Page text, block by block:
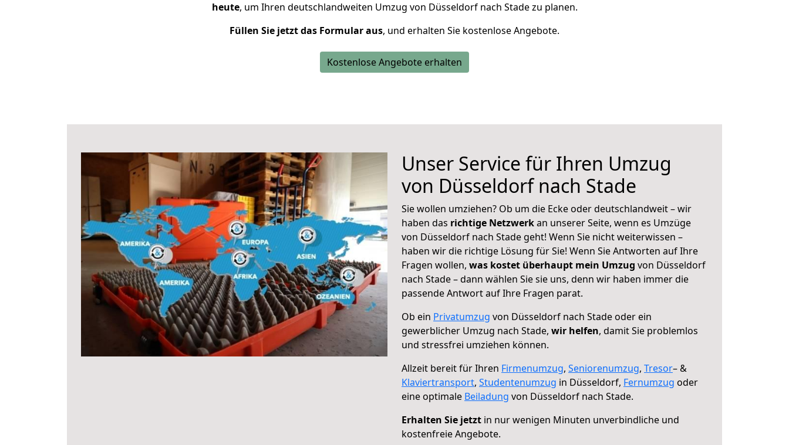
heute, um Ihren deutschlandweiten Umzug von Düsseldorf nach Stade zu planen.
Füllen Sie jetzt das Formular aus, und erhalten Sie kostenlose Angebote.
Kostenlose Angebote erhalten
Unser Service für Ihren Umzug
von Düsseldorf nach Stade
Sie wollen umziehen? Ob um die Ecke oder deutschlandweit – wir
haben das richtige Netzwerkan unserer Seite, wenn es Umzüge
von Düsseldorf nach Stade geht! Wenn Sie nicht weiterwissen –
haben wir die richtige Lösung für Sie! Wenn Sie Antworten auf Ihre
Fragen wollen, was kostet überhaupt mein Umzug von Düsseldorf
nach Stade – dann wählen Sie sie uns, denn wir haben immer die
passende Antwort auf Ihre Fragen parat.
Ob ein Privatumzug von Düsseldorf nach Stade oder ein
gewerblicher Umzug nach Stade, wir helfen, damit Sie problemlos
und stressfrei umziehen können.
Allzeit bereit für Ihren Firmenumzug, Seniorenumzug, Tresor– &
Klaviertransport, Studentenumzug in Düsseldorf, Fernumzug oder
eine optimale Beiladung von Düsseldorf nach Stade.
Erhalten Sie jetzt in nur wenigen Minuten unverbindliche und
kostenfreie Angebote.